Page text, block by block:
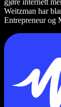
Weitzman har
Entrepreneur og